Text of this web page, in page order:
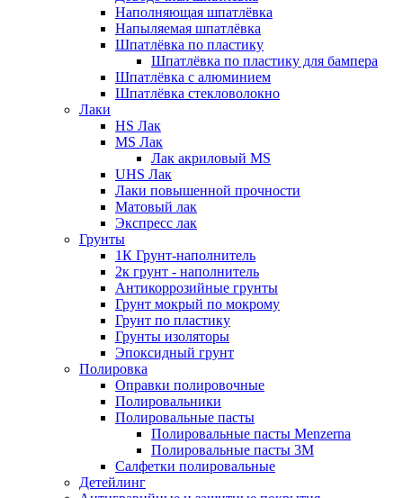
Наполняющая шпатлёвка
Напыляемая шпатлёвка
Шпатлёвка по пластику
Шпатлёвка по пластику для бампера
Шпатлёвка с алюминием
Шпатлёвка стекловолокно
Лаки
HS Лак
MS Лак
Лак акриловый MS
UHS Лак
Лаки повышенной прочности
Матовый лак
Экспресс лак
Грунты
1К Грунт-наполнитель
2к грунт - наполнитель
Антикоррозийные грунты
Грунт мокрый по мокрому
Грунт по пластику
Грунты изоляторы
Эпоксидный грунт
Полировка
Оправки полировочные
Полировальники
Полировальные пасты
Полировальные пасты Menzerna
Полировальные пасты 3M
Салфетки полировальные
Детейлинг